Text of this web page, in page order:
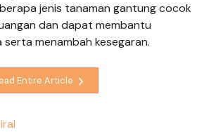
jenis tanaman gantung cocok
dan dapat membantu
menambah kesegaran.
Entire Article